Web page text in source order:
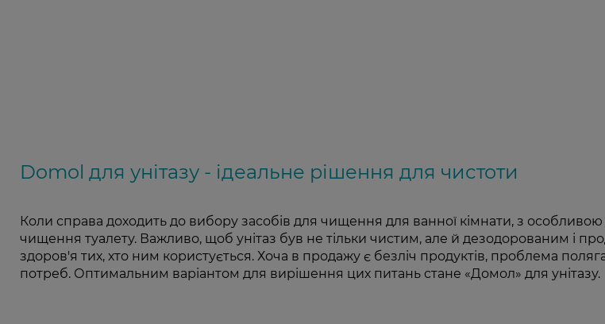
Domol для унітазу - ідеальне рішення для чистоти
Коли справа доходить до вибору засобів для чищення для ванної кімнати, з
чищення туалету. Важливо, щоб унітаз був не тільки чистим, але й дезодорованим і
здоров'я тих, хто ним користується. Хоча в продажу є безліч продуктів, проблема
потреб. Оптимальним варіантом для вирішення цих питань стане «Домол» для унітазу.